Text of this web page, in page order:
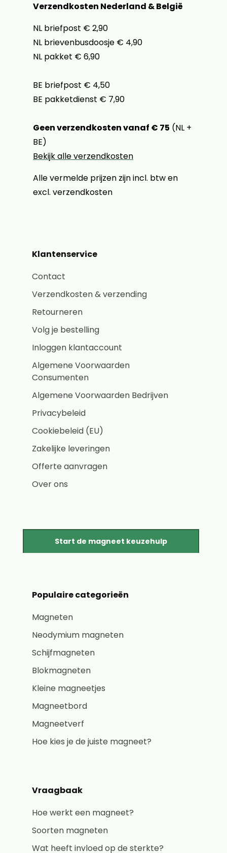
Verzendkosten Nederland & België
NL briefpost € 2,90
NL brievenbusdoosje € 4,90
NL pakket € 6,90
BE briefpost € 4,50
BE pakketdienst € 7,90
Geen verzendkosten vanaf € 75 (NL +
BE)
Bekijk alle verzendkosten
Alle vermelde prijzen zijn incl. btw en
excl. verzendkosten
Klantenservice
Contact
Verzendkosten & verzending
Retourneren
Volg je bestelling
Inloggen klantaccount
Algemene Voorwaarden
Consumenten
Algemene Voorwaarden Bedrijven
Privacybeleid
Cookiebeleid (EU)
Zakelijke leveringen
Offerte aanvragen
Over ons
Start de magneet keuzehulp
Populaire categorieën
Magneten
Neodymium magneten
Schijfmagneten
Blokmagneten
Kleine magneetjes
Magneetbord
Magneetverf
Hoe kies je de juiste magneet?
Vraagbaak
Hoe werkt een magneet?
Soorten magneten
Wat heeft invloed op de sterkte?